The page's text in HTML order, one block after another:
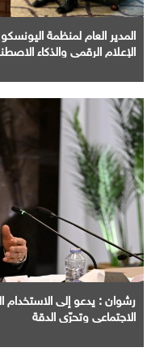
المدير العام لمنظمة
الإعلام الرقمي والذكاء
رشوان : يدعو إلى
الاجتماعي وتحرّي الدقة